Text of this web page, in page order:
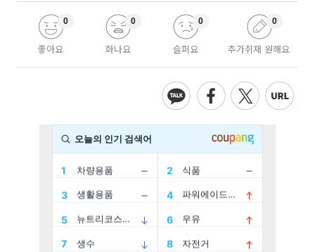
좋아요
0
화나요
0
슬퍼요
0
추가취재 원해요
0